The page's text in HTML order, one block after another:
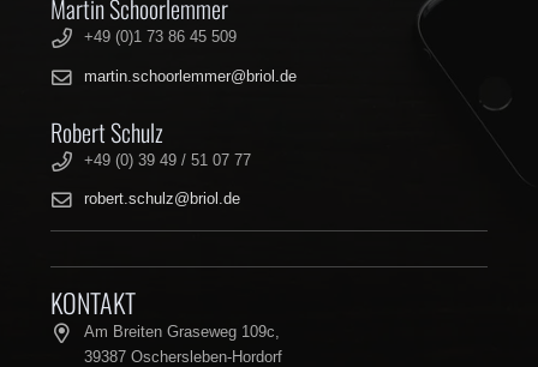
Martin Schoorlemmer
+49 (0)1 73 86 45 509
martin.schoorlemmer@briol.de
Robert Schulz
+49 (0) 39 49 / 51 07 77
robert.schulz@briol.de
KONTAKT
Am Breiten Graseweg 109c,
39387 Oschersleben-Hordorf